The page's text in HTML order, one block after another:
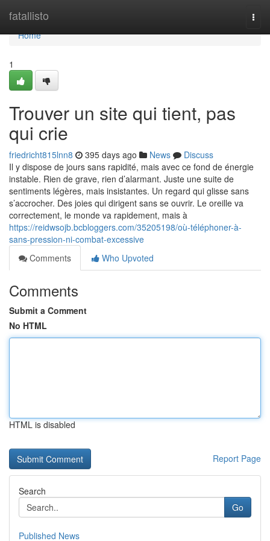
fatallisto
Home
Home
1
Trouver un site qui tient, pas
qui crie
friedricht815lnn8 395 days ago News
Discuss
Il y dispose de jours sans rapidité, mais avec ce fond de énergie
instable. Rien de grave, rien d’alarmant. Juste une suite de
sentiments légères, mais insistantes. Un regard qui glisse sans
s’accrocher. Des joies qui dirigent sans se ouvrir. Le oreille va
correctement, le monde va rapidement, mais à
https://reidwsojb.bcbloggers.com/35205198/où-téléphoner-à-
sans-pression-ni-combat-excessive
Comments
Who Upvoted
Comments
Submit a Comment
No HTML
HTML is disabled
Report Page
Search
Go
Published News